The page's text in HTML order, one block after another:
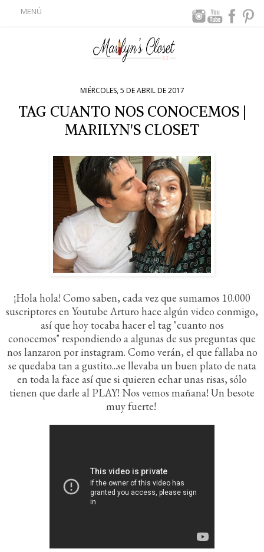
MENÚ
MIÉRCOLES, 5 DE ABRIL DE 2017
TAG CUANTO NOS CONOCEMOS |
MARILYN'S CLOSET
¡Hola hola! Como saben, cada vez que sumamos 10.000
suscriptores en Youtube Arturo hace algún video conmigo,
así que hoy tocaba hacer el tag "cuanto nos
conocemos" respondiendo a algunas de sus preguntas que
nos lanzaron por instagram. Como verán, el que fallaba no
se quedaba tan a gustito...se llevaba un buen plato de nata
en toda la face así que si quieren echar unas risas, sólo
tienen que darle al PLAY! Nos vemos mañana! Un besote
muy fuerte!